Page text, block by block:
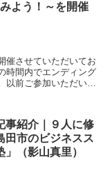
よう！～を開催
催させていただいてお
時間内でエンディング
以前ご参加いただいた
事紹介｜９人に修
市のビジネスス
（影山真里）